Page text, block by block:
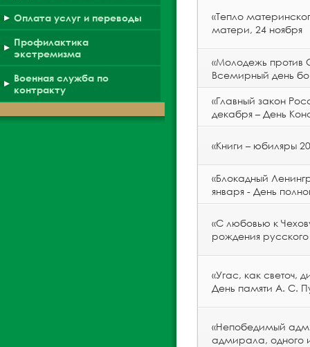
Оплата услуг и переводы
Профилактика
экстремизма
Военная служба по
контракту
«Тепло
матери, 24 ноября
«Молодежь против
Всемирный день
«Главный закон
декабря – День
«Книги – юбиляры
«Блокадный
января - День
«С любовью к
рождения
«Угас, как светоч,
День памяти А. С.
«Непобедимый
адмирала, одного